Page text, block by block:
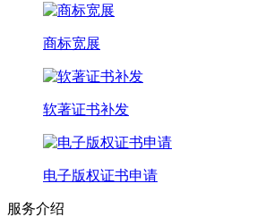
商标宽展
软著证书补发
电子版权证书申请
服务介绍